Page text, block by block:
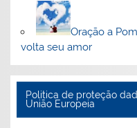
Oração a
volta seu amor
Politica de proteção
União Europeia